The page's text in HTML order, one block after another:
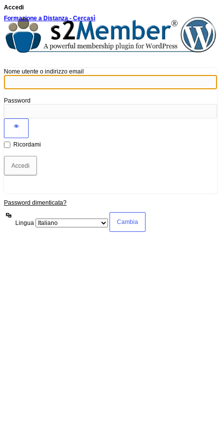
Accedi
Formazione a Distanza - Cercasì
Nome utente o indirizzo email
Password
Ricordami
Password dimenticata?
Lingua